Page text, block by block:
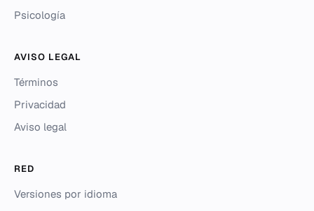
Psicología
AVISO LEGAL
Términos
Privacidad
Aviso legal
RED
Versiones por idioma